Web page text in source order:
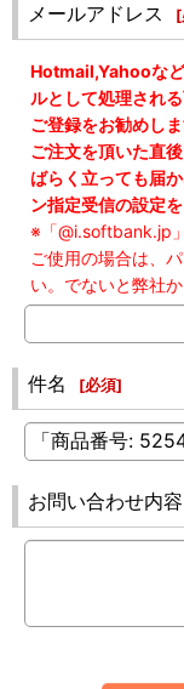
メールアドレス [
Hotmail,Yahooな
ルとして処理され
ご登録をお勧めしま
ご注文を頂いた直
ばらく立っても届
ン指定受信の設定
※「@i.softbank.jp
ご使用の場合は、
い。でないと弊社
件名 [必須]
お問い合わせ内容